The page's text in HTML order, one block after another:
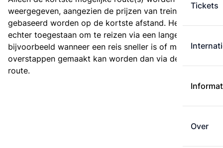
Tickets
Over
weergegeven, aangezien de prijzen van treintickets
gebaseerd worden op de kortste afstand. Het is
echter toegestaan om te reizen via een langere route,
bijvoorbeeld wanneer een reis sneller is of met minder
overstappen gemaakt kan worden dan via de kortste
route.